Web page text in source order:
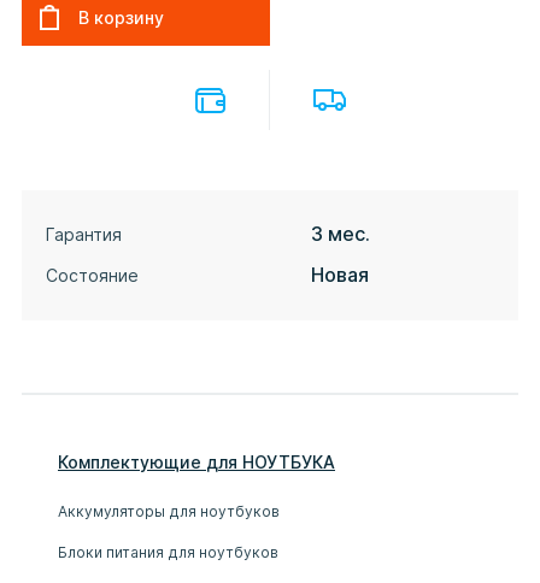
Гарантия 3 мес.
Состояние Новая
Комплектующие для НОУТБУКА
Аккумуляторы для ноутбуков
Блоки питания для ноутбуков